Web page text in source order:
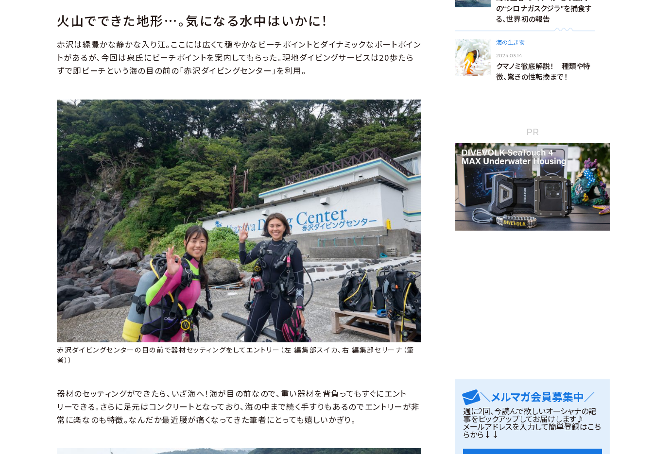
火山でできた地形…。気になる水中はいかに！
赤沢は緑豊かな静かな入り江。ここには広くて穏やかなビーチポイントとダイナミックなボートポイン
トがあるが、今回は泉氏にビーチポイントを案内してもらった。現地ダイビングサービスは20歩たら
ずで即ビーチという海の目の前の「赤沢ダイビングセンター」を利用。
赤沢ダイビングセンターの目の前で器材セッティングをしてエントリー（左 編集部スイカ、右 編集部セリーナ（筆
者））
器材のセッティングができたら、いざ海へ！海が目の前なので、重い器材を背負ってもすぐにエント
リーできる。さらに足元はコンクリートとなっており、海の中まで続く手すりもあるのでエントリーが非
常に楽なのも特徴。なんだか最近腰が痛くなってきた筆者にとっても嬉しいかぎり。
の“シロナガスクジラ”を捕食す
る、世界初の報告
海の生き物
2024.03.14
クマノミ徹底解説！ 種類や特
徴、驚きの性転換まで！
PR
＼メルマガ会員募集中／
週に2回、今読んで欲しいオーシャナの記
事をピックアップしてお届けします♪
メールアドレスを入力して簡単登録はこち
らから↓↓